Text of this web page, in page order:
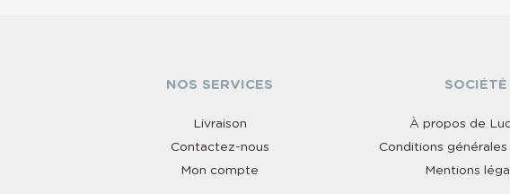
NOS SERVICES
Livraison
Contactez-nous
Mon compte
SOCIÉTÉ
À propos de
Conditions
Mentions